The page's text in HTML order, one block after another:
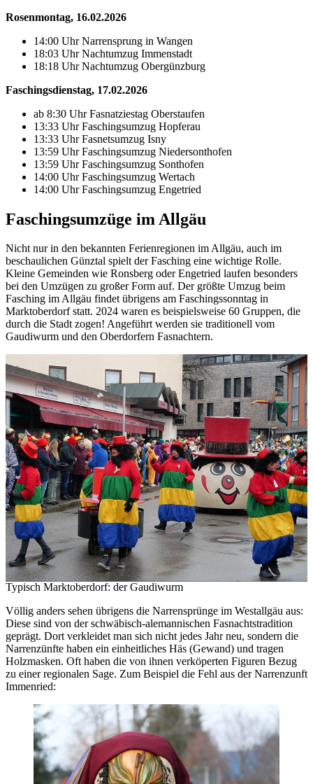
Rosenmontag, 16.02.2026
14:00 Uhr Narrensprung in Wangen
18:03 Uhr Nachtumzug Immenstadt
18:18 Uhr Nachtumzug Obergünzburg
Faschingsdienstag, 17.02.2026
ab 8:30 Uhr Fasnatziestag Oberstaufen
13:33 Uhr Faschingsumzug Hopferau
13:33 Uhr Fasnetsumzug Isny
13:59 Uhr Faschingsumzug Niedersonthofen
13:59 Uhr Faschingsumzug Sonthofen
14:00 Uhr Faschingsumzug Wertach
14:00 Uhr Faschingsumzug Engetried
Faschingsumzüge im Allgäu
Nicht nur in den bekannten Ferienregionen im Allgäu, auch im
beschaulichen Günztal spielt der Fasching eine wichtige Rolle.
Kleine Gemeinden wie Ronsberg oder Engetried laufen besonders
bei den Umzügen zu großer Form auf. Der größte Umzug beim
Fasching im Allgäu findet übrigens am Faschingssonntag in
Marktoberdorf statt. 2024 waren es beispielsweise 60 Gruppen, die
durch die Stadt zogen! Angeführt werden sie traditionell vom
Gaudiwurm und den Oberdorfern Fasnachtern.
Typisch Marktoberdorf: der Gaudiwurm
Völlig anders sehen übrigens die Narrensprünge im Westallgäu aus:
Diese sind von der schwäbisch-alemannischen Fasnachtstradition
geprägt. Dort verkleidet man sich nicht jedes Jahr neu, sondern die
Narrenzünfte haben ein einheitliches Häs (Gewand) und tragen
Holzmasken. Oft haben die von ihnen verköperten Figuren Bezug
zu einer regionalen Sage. Zum Beispiel die Fehl aus der Narrenzunft
Immenried: